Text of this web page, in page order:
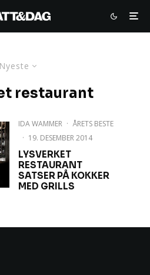
Nyeste
restaurant
IDA WAMMER · ÅRETS BESTE
· 19. DESEMBER 2014
LYSVERKET
RESTAURANT
SATSER PÅ KOKKER
MED GRILLS